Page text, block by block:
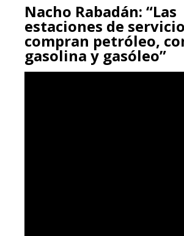
Nacho Rabadán: “Las
estaciones de
compran petróleo,
gasolina y gasóleo”